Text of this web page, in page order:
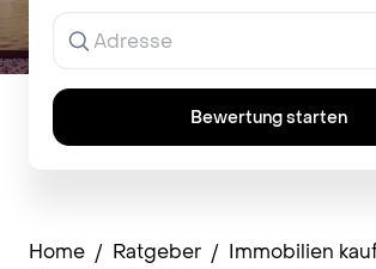
werden
der
Eingabe
angezeigt.
Bewertung starten
Home / Ratgeber / Immobilien